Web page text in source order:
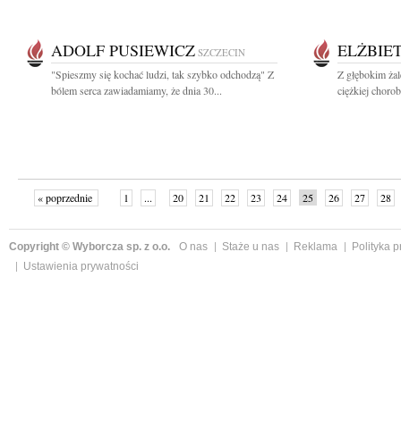
ADOLF PUSIEWICZ SZCZECIN
"Spieszmy się kochać ludzi, tak szybko odchodzą" Z
bólem serca zawiadamiamy, że dnia 30...
Z głębokim
ciężkiej
« poprzednie 1 ... 20 21 22 23 24 25 26 27
28
Copyright © Wyborcza sp. z o.o. O nas Staże u nas Reklama
Polityka
Ustawienia prywatności